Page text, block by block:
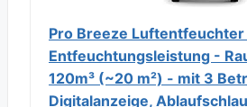
Pro Breeze Luftentfeuchter
Entfeuchtungsleistung -
120m³ (~20 m²) - mit 3
Digitalanzeige,